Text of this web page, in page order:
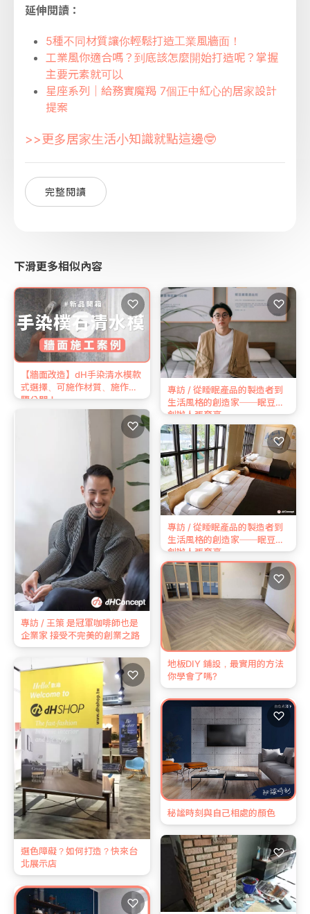
延伸閱讀：
5種不同材質讓你輕鬆打造工業風牆面！
工業風你適合嗎？到底該怎麼開始打造呢？掌握
主要元素就可以
星座系列｜給務實魔羯 7個正中紅心的居家設計
提案
>>更多居家生活小知識就點這邊🤓
完整閱讀
下滑更多相似內容
【牆面改造】dH手染清水模款
式選擇、可施作材質、施作步
驟公開！
♡
專訪 / 從睡眠產品的製造者到
生活風格的創造家──眠豆腐
創辦人張育豪
♡
專訪 / 王策 是冠軍咖啡師也是
企業家 接受不完美的創業之路
♡
專訪 / 從睡眠產品的製造者到
生活風格的創造家──眠豆腐
創辦人張育豪
♡
選色障礙？如何打造？快來台
北展示店
♡
地板DIY 鋪設，最實用的方法
你學會了嗎?
♡
♡
秘謐時刻與自己相處的顏色
♡
♡